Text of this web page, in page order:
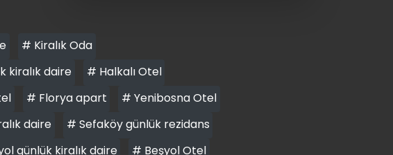
# Kiralık Oda
kiralık daire
# Halkalı Otel
# Florya apart
# Yenibosna Otel
daire
# Sefaköy günlük rezidans
günlük kiralık daire # Beşyol Otel